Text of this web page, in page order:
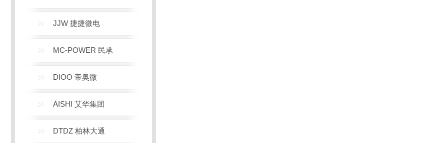
JJW 捷捷微电
MC-POWER 民承
DIOO 帝奥微
AISHI 艾华集团
DTDZ 柏林大通